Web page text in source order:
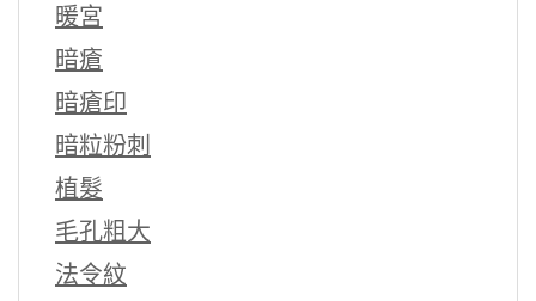
暖宮
暗瘡
暗瘡印
暗粒粉刺
植髮
毛孔粗大
法令紋